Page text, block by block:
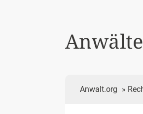
Anwalt.org »